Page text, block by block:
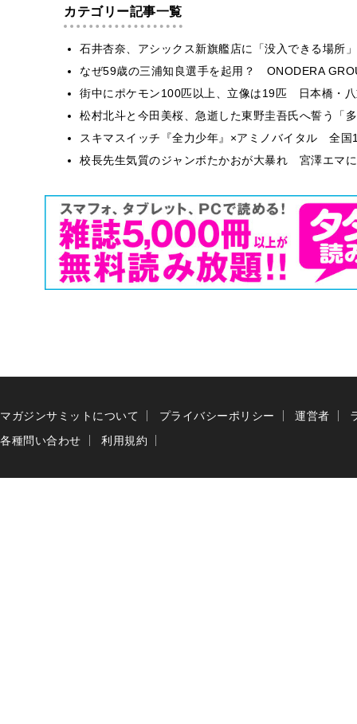
カテゴリー記事一覧
石井杏奈、アシックス新旗艦店に「没入できる場所
なぜ59歳の三浦知良選手を起用？ ONODERA
街中にポケモン100匹以上、立像は19匹 日本橋・
松村北斗と今田美桜、急逝した東野圭吾氏へ誓う「
スキマスイッチ『全力少年』×アミノバイタル 全国
校長先生気質のジャンボたかおが大暴れ 宮澤エマ
マガジンサミットについて プライバシーポリシー 運営者
各種問い合わせ
利用規約